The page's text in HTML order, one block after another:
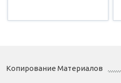
Копирование Материалов